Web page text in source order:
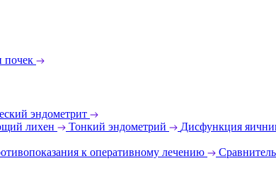
почек
эндометрит
лихен Тонкий эндометрий Дисфункция
к оперативному лечению